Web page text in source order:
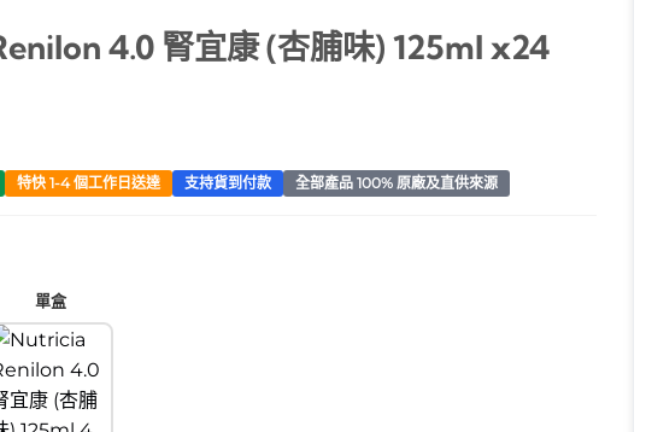
4.0 腎宜康 (杏脯味) 125ml x24
特快 1-4 個工作日送達 支持貨到付款 全部產品 100% 原廠及直供來源
單盒